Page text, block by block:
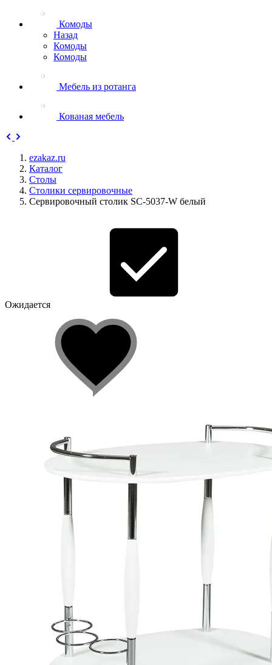
Комоды
Назад
Комоды
Комоды
Мебель из ротанга
Кованая мебель
ezakaz.ru
Каталог
Столы
Столики сервировочные
Сервировочный столик SC-5037-W белый
Ожидается